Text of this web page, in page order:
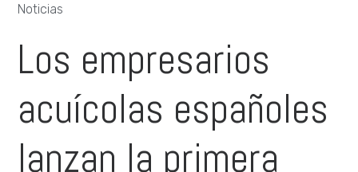
Noticias
Los empresarios
acuícolas españoles
lanzan la primera